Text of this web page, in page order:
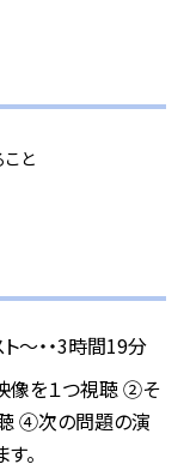
と
～・・3時間19分
を１つ視聴②そ
④次の問題の演
。